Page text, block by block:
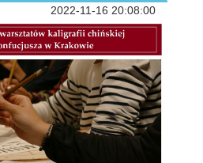
2022-11-16 20:08:00